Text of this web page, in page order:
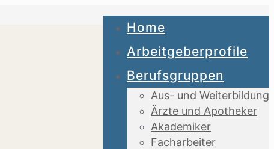
Home
Arbeitgeberprofile
Berufsgruppen
Aus- und Weiterbildung
Ärzte und Apotheker
Akademiker
Facharbeiter